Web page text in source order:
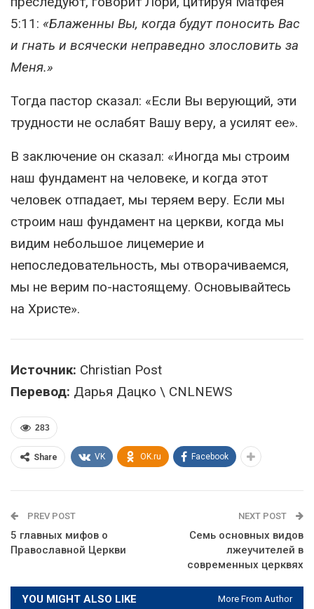
5:11: «Блаженны Вы, когда будут поносить Вас
и гнать и всячески неправедно злословить за
Меня.»
Тогда пастор сказал: «Если Вы верующий, эти
трудности не ослабят Вашу веру, а усилят ее».
В заключение он сказал: «Иногда мы строим
наш фундамент на человеке, и когда этот
человек отпадает, мы теряем веру. Если мы
строим наш фундамент на церкви, когда мы
видим небольшое лицемерие и
непоследовательность, мы отворачиваемся,
мы не верим по-настоящему. Основывайтесь
на Христе».
Источник: Christian Post
Перевод: Дарья Дацко \ CNLNEWS
283
Share VK OK.ru Facebook
PREV POST
5 главных мифов о
Православной Церкви
NEXT POST
Семь основных видов
лжеучителей в
современных церквях
YOU MIGHT ALSO LIKE More From Author